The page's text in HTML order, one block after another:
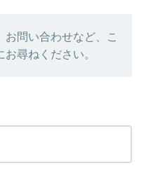
問い合わせなど、こ
尋ねください。